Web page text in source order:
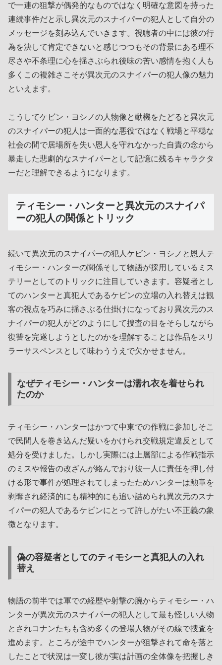
で一連の狙撃が偶発的なものではなく明確な意図を持った
連続事件だと示し異次元のスナイパーの犯人として自分の
メッセージを刻み込んでいきます。視聴者の中には彼の行
為を決して肯定できないと感じつつもその背景にある理不
尽さや不条理に心を揺さぶられ後味の苦い感情を抱く人も
多くこの複雑さこそが異次元のスナイパーの犯人像の魅力
といえます。
こうしてケビン・ヨシノの人物像と動機をたどると異次元
のスナイパーの犯人は一面的な悪役ではなく戦場と平穏な
社会の間で居場所を失い恩人を守れなかった自責の念から
暴走した悲劇的なスナイパーとして記憶に残るキャラクタ
ーだと理解できるようになります。
ティモシー・ハンターと異次元のスナイパ
ーの犯人の関係とトリック
続いて異次元のスナイパーの犯人ケビン・ヨシノと恩人テ
ィモシー・ハンターの関係そして物語が採用しているミス
テリーとしてのトリックに注目していきます。容疑者とし
てのハンターと真犯人であるケビンの立場の入れ替えは観
客の視点を巧みに揺さぶる仕掛けになっており異次元のス
ナイパーの犯人がどのようにして捜査の目をそらしながら
復讐を完遂しようとしたのかを理解することは作品をスリ
ラーサスペンスとして味わううえで欠かせません。
なぜティモシー・ハンターは濡れ衣を着せられ
たのか
ティモシー・ハンターはかつて中東での作戦に参加しそこ
で民間人を巻き込んだ疑いをかけられ交戦規定違反として
処分を受けました。しかし実際には上層部による作戦指示
のミスや報告の改ざんが絡んでおり彼一人に責任を押し付
ける形で事件が処理されてしまったためハンターは勲章を
剥奪され経済的にも精神的にも追い詰められ異次元のスナ
イパーの犯人であるケビンにとって許しがたい不正義の象
徴となります。
偽の容疑者としてのティモシーと真犯人の入れ
替え
物語の前半では軍での経歴や射撃の腕からティモシー・ハ
ンターが異次元のスナイパーの犯人として最も怪しい人物
とされコナンたちも含め多くの登場人物がその線で捜査を
進めます。ところが途中でハンターが狙撃されて命を落と
したことで状況は一変し彼が実は計画の全体像を把握しき